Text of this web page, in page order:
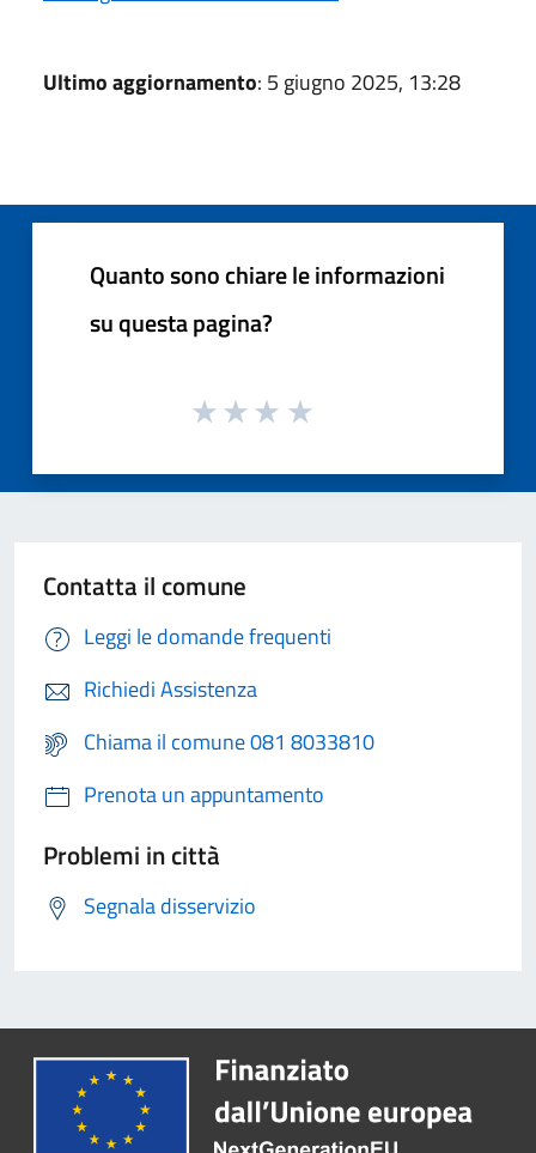
Ultimo aggiornamento: 5 giugno 2025, 13:28
Quanto sono chiare le informazioni
su questa pagina?
Contatta il comune
Leggi le domande frequenti
Richiedi Assistenza
Chiama il comune 081 8033810
Prenota un appuntamento
Problemi in città
Segnala disservizio